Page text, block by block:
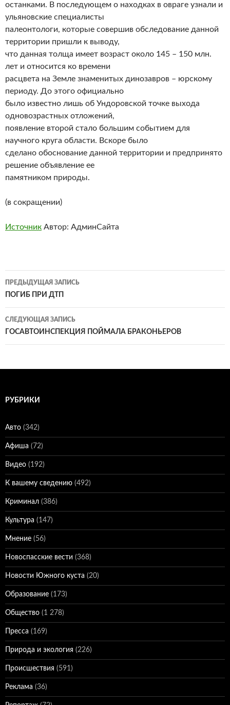
останками. В последующем о находках в овраге узнали и
ульяновские специалисты
палеонтологи, которые совершив обследование данной
территории пришли к выводу,
что данная толща имеет возраст около 145 – 150 млн.
лет и относится ко времени
расцвета на Земле знаменитых динозавров – юрскому
периоду. До этого официально
было известно лишь об Ундоровской точке выхода
одновозрастных отложений,
появление второй стало большим событием для
научного круга области. Вскоре было
сделано обоснование данной территории и предпринято
решение объявление ее
памятником природы.
(в сокращении)
Источник Автор: АдминСайта
Навигация
по
записям
ПРЕДЫДУЩАЯ ЗАПИСЬ
ПОГИБ ПРИ ДТП
СЛЕДУЮЩАЯ ЗАПИСЬ
ГОСАВТОИНСПЕКЦИЯ ПОЙМАЛА БРАКОНЬЕРОВ
РУБРИКИ
Авто (342)
Афиша (72)
Видео (192)
К вашему сведению (492)
Криминал (386)
Культура (147)
Мнение (56)
Новоспасские вести (368)
Новости Южного куста (20)
Образование (173)
Общество (1 278)
Пресса (169)
Природа и экология (226)
Происшествия (591)
Реклама (36)